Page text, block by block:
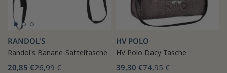
RANDOL'S
Randol's Banane-Satteltasche
20,85 €26,99 €
HV POLO
HV Polo Dacy Tasche
39,30 €74,95 €